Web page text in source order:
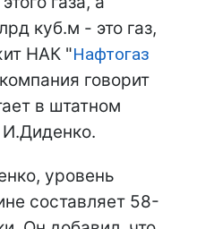
куб.м - это газ,
НАК "Нафтогаз
говорит
в штатном
уровень
составляет 58-